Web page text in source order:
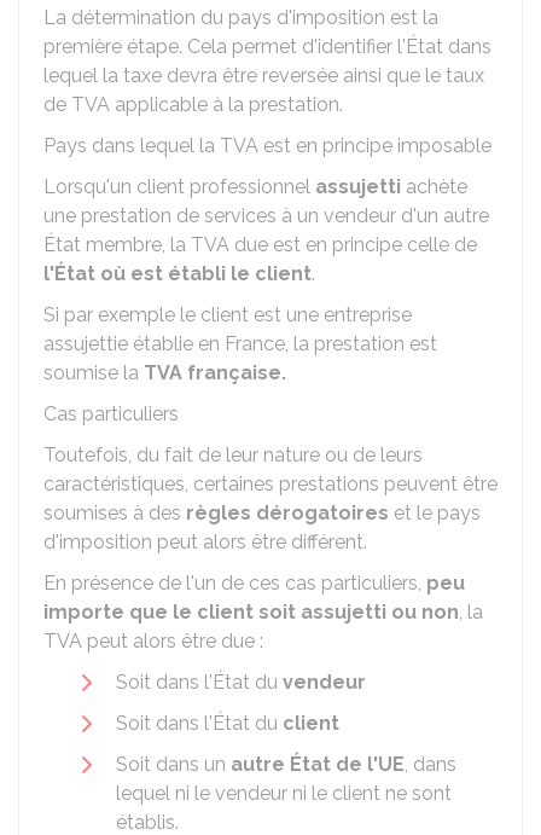
La détermination du pays d'imposition est la
première étape. Cela permet d'identifier l'État dans
lequel la taxe devra être reversée ainsi que le taux
de TVA applicable à la prestation.
Pays dans lequel la TVA est en principe imposable
Lorsqu'un client professionnel assujetti achète
une prestation de services à un vendeur d'un autre
État membre, la TVA due est en principe celle de
l'État où est établi le client.
Si par exemple le client est une entreprise
assujettie établie en France, la prestation est
soumise la TVA française.
Cas particuliers
Toutefois, du fait de leur nature ou de leurs
caractéristiques, certaines prestations peuvent être
soumises à des règles dérogatoires et le pays
d'imposition peut alors être différent.
En présence de l'un de ces cas particuliers, peu
importe que le client soit assujetti ou non, la
TVA peut alors être due :
Soit dans l'État du vendeur
Soit dans l'État du client
Soit dans un autre État de l'UE, dans
lequel ni le vendeur ni le client ne sont
établis.